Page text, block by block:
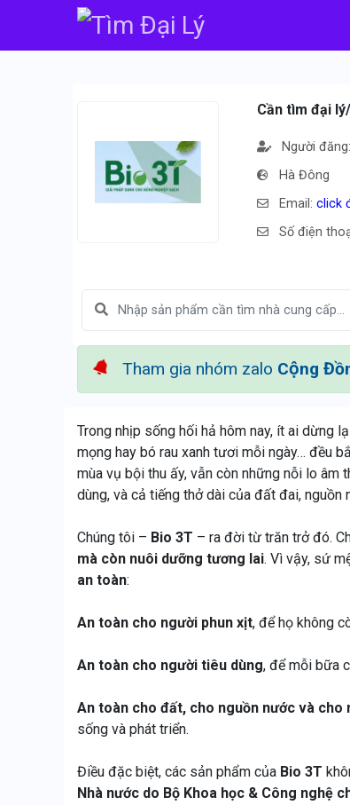
Cần tìm đại
Người
Hà Đông
Email:click
Số điện
Tham gia nhóm zalo Cộng
Trong nhịp sống hối hả hôm nay, ít ai dừng
mọng hay bó rau xanh tươi mỗi ngày… đều
mùa vụ bội thu ấy, vẫn còn những nỗi lo
dùng, và cả tiếng thở dài của đất đai,
Chúng tôi – Bio 3T – ra đời từ trăn trở đó.
mà còn nuôi dưỡng tương lai. Vì vậy, sứ
an toàn:
An toàn cho người phun xịt, để họ không
An toàn cho người tiêu dùng, để mỗi bữa
An toàn cho đất, cho nguồn nước và cho
sống và phát triển.
Điều đặc biệt, các sản phẩm của Bio 3T
Nhà nước do Bộ Khoa học & Công nghệ